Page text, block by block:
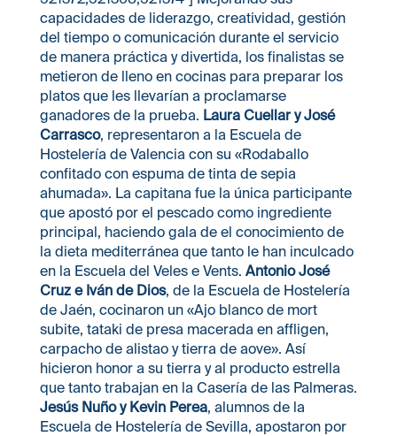
capacidades de liderazgo, creatividad, gestión
del tiempo o comunicación durante el servicio
de manera práctica y divertida, los finalistas se
metieron de lleno en cocinas para preparar los
platos que les llevarían a proclamarse
ganadores de la prueba. Laura Cuellar y José
Carrasco, representaron a la Escuela de
Hostelería de Valencia con su «Rodaballo
confitado con espuma de tinta de sepia
ahumada». La capitana fue la única participante
que apostó por el pescado como ingrediente
principal, haciendo gala de el conocimiento de
la dieta mediterránea que tanto le han inculcado
en la Escuela del Veles e Vents. Antonio José
Cruz e Iván de Dios, de la Escuela de Hostelería
de Jaén, cocinaron un «Ajo blanco de mort
subite, tataki de presa macerada en affligen,
carpacho de alistao y tierra de aove». Así
hicieron honor a su tierra y al producto estrella
que tanto trabajan en la Casería de las Palmeras.
Jesús Nuño y Kevin Perea, alumnos de la
Escuela de Hostelería de Sevilla, apostaron por